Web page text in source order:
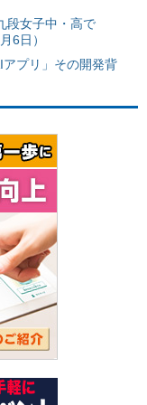
段女子中・高で
6日）
プリ」その開発背